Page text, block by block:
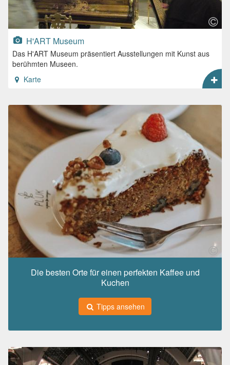
H'ART Museum
Das H'ART Museum präsentiert Ausstellungen mit Kunst aus
berühmten Museen.
Karte
Die besten Orte für einen perfekten Kaffee und
Kuchen
Tipps ansehen